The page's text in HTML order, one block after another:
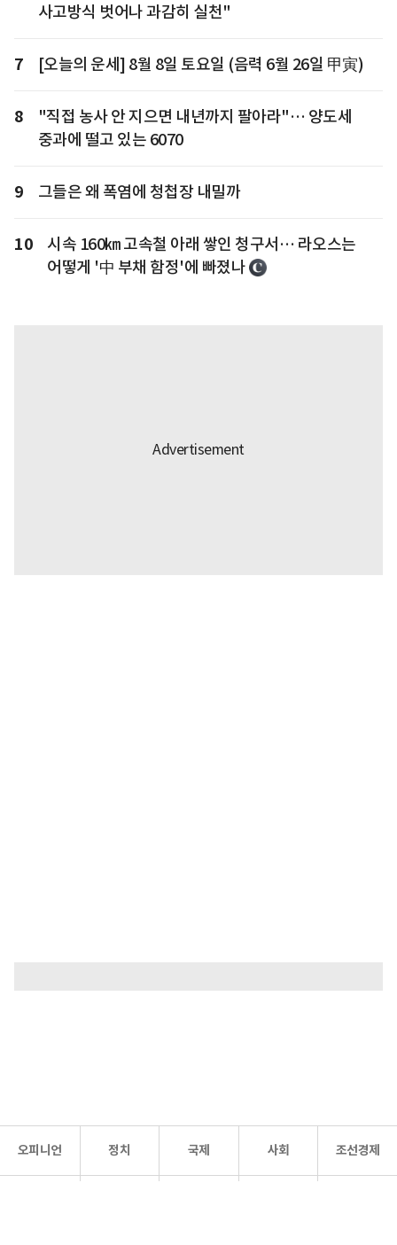
사고방식 벗어나 과감히 실천"
7 [오늘의 운세] 8월 8일 토요일 (음력 6월 26일 甲寅)
8
"직접 농사 안 지으면 내년까지 팔아라"… 양도세
중과에 떨고 있는 6070
9 그들은 왜 폭염에 청첩장 내밀까
10
시속 160㎞ 고속철 아래 쌓인 청구서… 라오스는
어떻게 '中 부채 함정'에 빠졌나
오피니언 정치 국제 사회 조선경제